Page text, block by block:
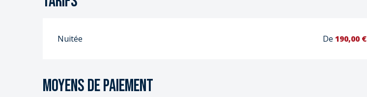
Nuitée De190,00 €
Moyens de paiement